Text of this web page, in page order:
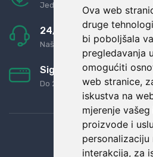
Ova web
druge
bi poboljšala
pregledavanja
omogućiti
web stranice,
iskustva na
mjerenje
proizvode i
personalizaciju
interakcija, za
Jednostavno pravilo: Roba za
24/7 odlična podrška
Naši agenti uvijek na
Sigurno obročno
Do 24 rata bez kamata